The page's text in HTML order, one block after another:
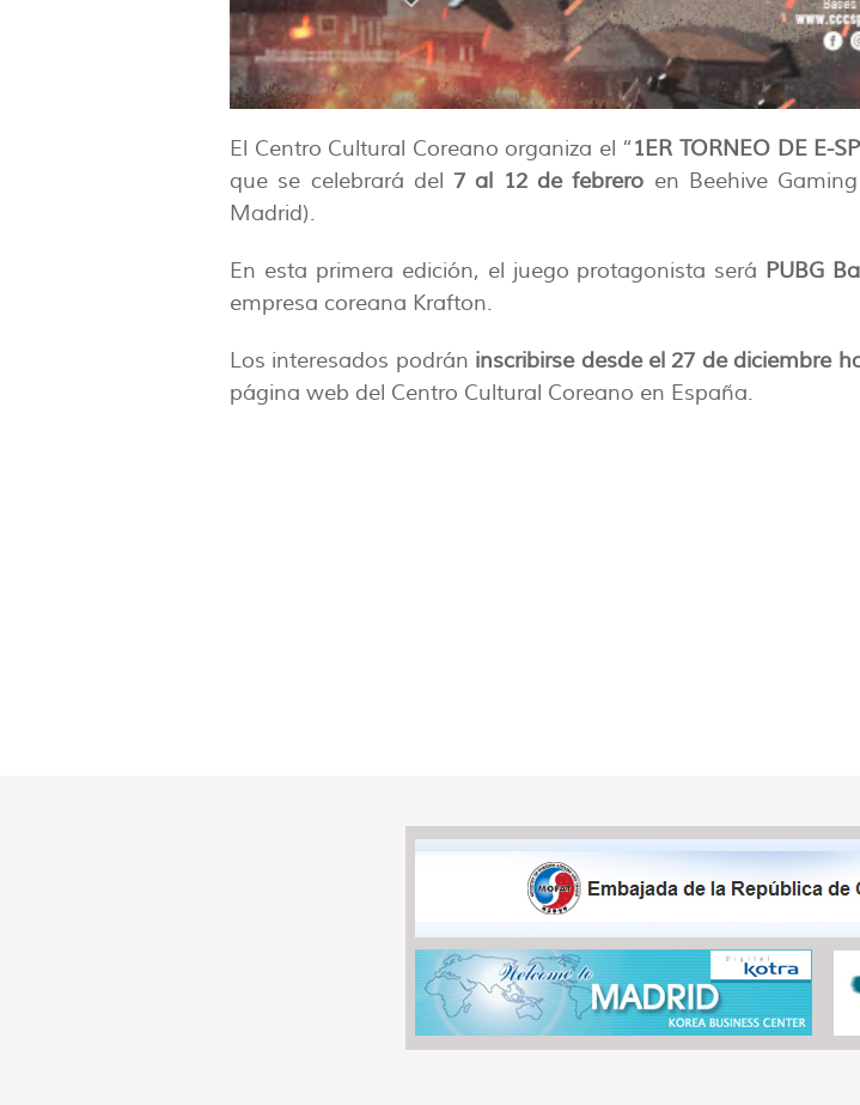
El Centro Cultural Coreano organiza el “1ER TORNEO DE E-
que se celebrará del7 al 12 de febrero en Beehive
Madrid).
En esta primera edición, el juego protagonista será PUBG
empresa coreana Krafton.
Los interesados podrán inscribirse desde el 27 de diciembre
página web del Centro Cultural Coreano en España.